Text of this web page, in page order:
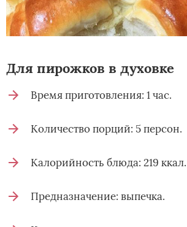
Для пирожков в духовке
Время приготовления: 1 час.
Количество порций: 5 персон.
Калорийность блюда: 219 ккал.
Предназначение: выпечка.